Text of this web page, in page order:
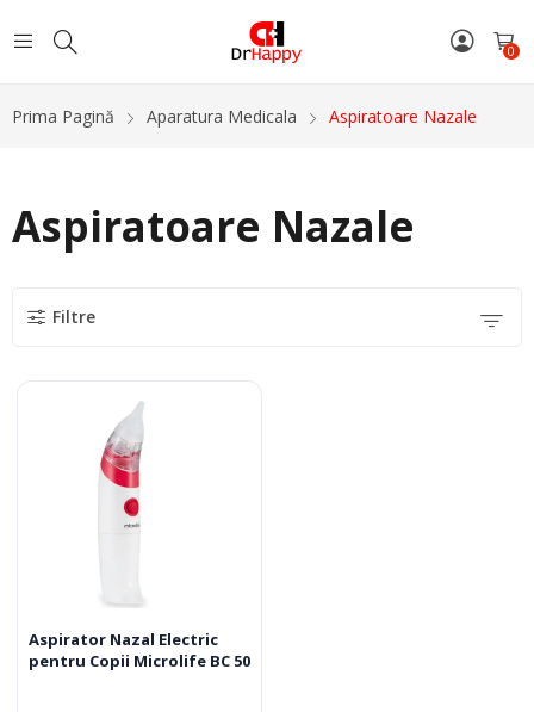
0
Prima Pagină Aparatura Medicala Aspiratoare Nazale
Aspiratoare Nazale
Filtre
Aspirator Nazal Electric
pentru Copii Microlife BC 50